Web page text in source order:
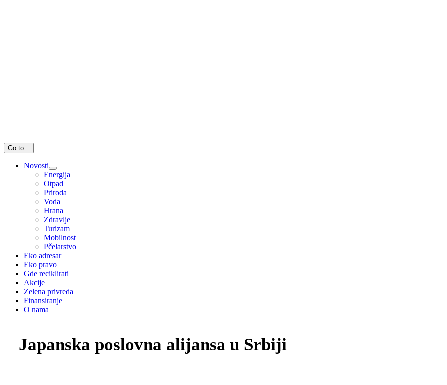
Go to...
Novosti
Energija
Otpad
Priroda
Voda
Hrana
Zdravlje
Turizam
Mobilnost
Pčelarstvo
Eko adresar
Eko pravo
Gde reciklirati
Akcije
Zelena privreda
Finansiranje
O nama
Japanska poslovna alijansa u Srbiji